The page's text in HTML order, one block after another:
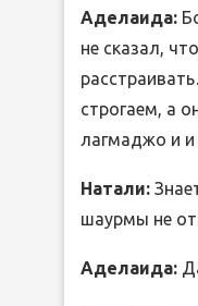
Аделаида:
не сказал,
строгаем, а
лагмаджо и и
Натали:
шаурмы не
Аделаида: